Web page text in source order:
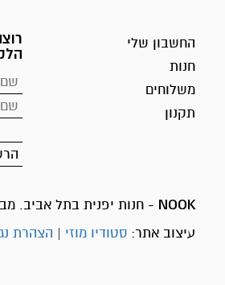
החשבון שלי
חנות
משלוחים
תקנון
NOOK - חנות יפנית בתל אביב.
עיצוב אתר: סטודיו מוזי | הצהרת